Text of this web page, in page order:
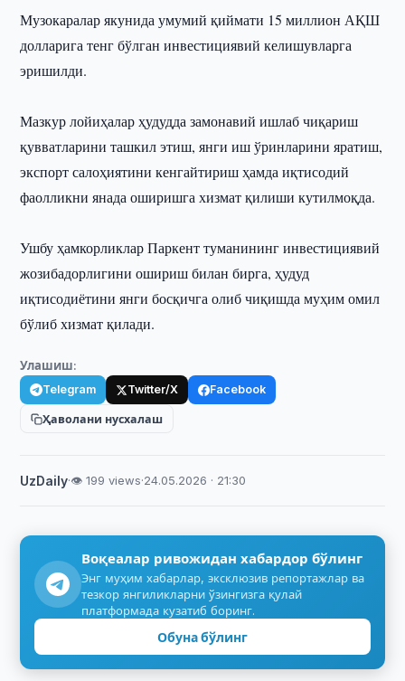
Музокаралар якунида умумий қиймати 15 миллион АҚШ
долларига тенг бўлган инвестициявий келишувларга
эришилди.
Мазкур лойиҳалар ҳудудда замонавий ишлаб чиқариш
қувватларини ташкил этиш, янги иш ўринларини яратиш,
экспорт салоҳиятини кенгайтириш ҳамда иқтисодий
фаолликни янада оширишга хизмат қилиши кутилмоқда.
Ушбу ҳамкорликлар Паркент туманининг инвестициявий
жозибадорлигини ошириш билан бирга, ҳудуд
иқтисодиётини янги босқичга олиб чиқишда муҳим омил
бўлиб хизмат қилади.
Улашиш:
Telegram Twitter/X Facebook
Ҳаволани нусхалаш
UzDaily·👁 199 views·24.05.2026 · 21:30
Воқеалар ривожидан хабардор бўлинг
Энг муҳим хабарлар, эксклюзив репортажлар ва
тезкор янгиликларни ўзингизга қулай
платформада кузатиб боринг.
Обуна бўлинг